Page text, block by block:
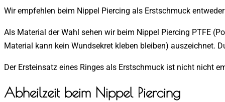
Wir empfehlen beim Nippel Piercing als Erstschmuck
Als Material der Wahl sehen wir beim Nippel Piercing PTFE
Material kann kein Wundsekret kleben bleiben) auszeichnet.
Der Ersteinsatz eines Ringes als Erstschmuck ist nicht nicht
Abheilzeit beim Nippel Piercing